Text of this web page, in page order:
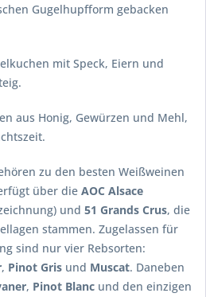
Gugelhupfform gebacken
mit Speck, Eiern und
aus Honig, Gewürzen und Mehl,
zu den besten Weißweinen
über die AOC Alsace
und 51 Grands Crus, die
stammen. Zugelassen für
sind nur vier Rebsorten:
, Pinot Gris und Muscat. Daneben
, Pinot Blanc und den einzigen